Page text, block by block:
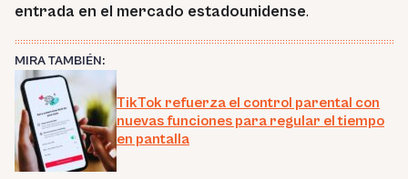
entrada en el mercado estadounidense.
MIRA TAMBIÉN:
TikTok refuerza el control parental con
nuevas funciones para regular el tiempo
en pantalla